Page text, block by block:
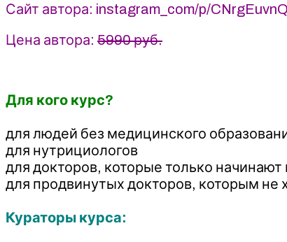
Сайт автора: instagram_com/p/
Цена автора: 5990 руб.
Для кого курс?
для людей без медицинского
для нутрициологов
для докторов, которые только
для продвинутых докторов, которым
Кураторы курса: